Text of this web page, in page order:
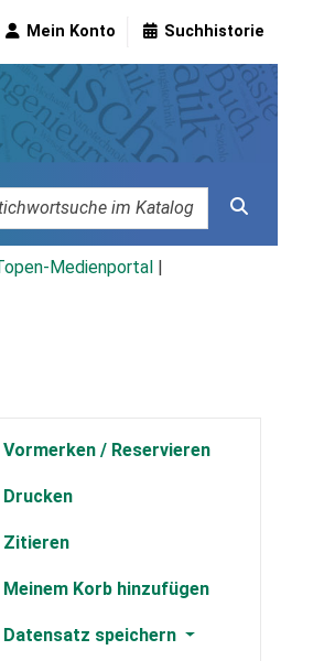
Mein Konto Suchhistorie
Medienportal
Vormerken
Drucken
Zitieren
Meinem Korb hinzufügen
Datensatz speichern